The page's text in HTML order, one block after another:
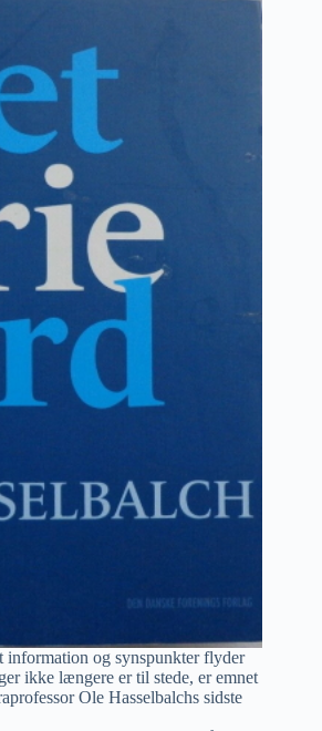
information og synspunkter flyder
ikke længere er til stede, er emnet
Ole Hasselbalchs sidste